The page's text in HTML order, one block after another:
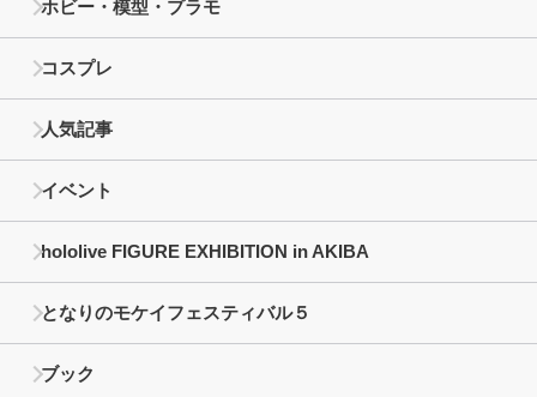
ホビー・模型・プラモ
コスプレ
人気記事
イベント
hololive FIGURE EXHIBITION in AKIBA
となりのモケイフェスティバル５
ブック